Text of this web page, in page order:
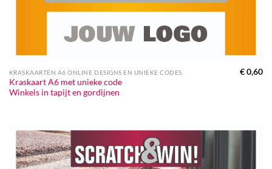
KRASKAARTEN A6 ONLINE DESIGNS EN UNIEKE CODES
Kraskaart A6 met unieke code
Winkels in tapijt en gordijnen
€0,60